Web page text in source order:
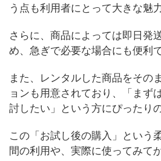
う点も利用者にとって大きな魅
さらに、商品によっては即日発
め、急ぎで必要な場合にも便利で
また、レンタルした商品をその
ョンも用意されており、「まず
討したい」という方にぴったり
この「お試し後の購入」という
間の利用や、実際に使ってみて